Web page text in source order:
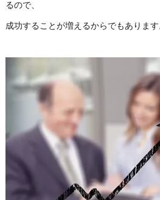
るので、
成功することが増えるからでもあります